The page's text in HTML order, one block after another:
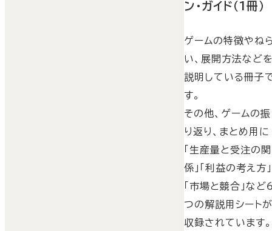
ン・ガイド（1冊）
ゲームの特徴やね
い、展開方法など
説明している冊子
す。
その他、ゲームの振
り返り、まとめ用に
「生産量と受注の関
係」「利益の考え方」
「市場と競合」など
つの解説用シート
収録されています。